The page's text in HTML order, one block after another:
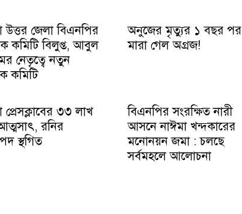
উত্তর জেলা বিএনপির
কমিটি বিলুপ্ত, আবুল
নেতৃত্বে নতুন
কমিটি
অনুজের মৃত্যুর ১ বছর পর
মারা গেল অগ্রজ!
প্রেসক্লাবের ৩৩ লাখ
রনির
স্থগিত
বিএনপির সংরক্ষিত নারী
আসনে নাঈমা খন্দকারের
মনোনয়ন জমা : চলছে
সর্বমহলে আলোচনা